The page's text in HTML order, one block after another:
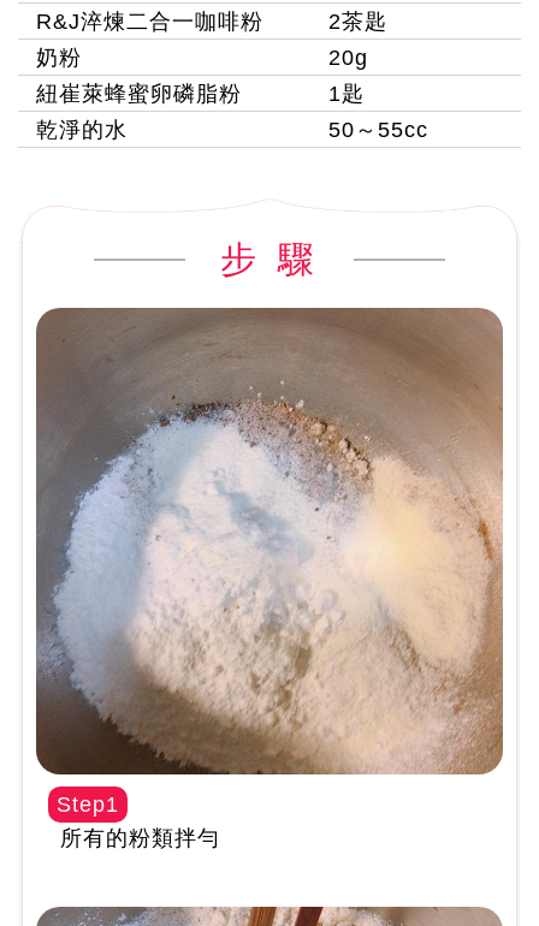
R&J淬煉二合一咖啡粉
2茶匙
奶粉
20g
紐崔萊蜂蜜卵磷脂粉
1匙
乾淨的水
50～55cc
步 驟
Step1
所有的粉類拌勻